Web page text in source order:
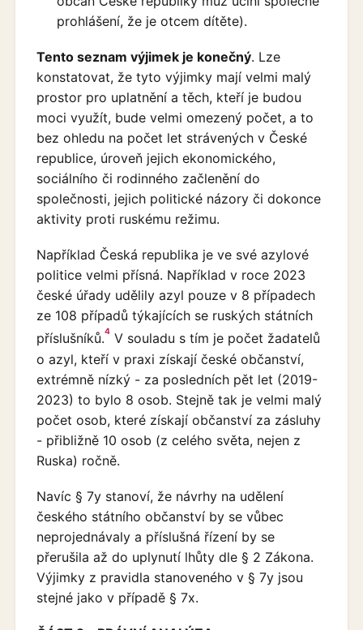
prohlášení, že je otcem dítěte).
Tento seznam výjimek je konečný. Lze
konstatovat, že tyto výjimky mají velmi malý
prostor pro uplatnění a těch, kteří je budou
moci využít, bude velmi omezený počet, a to
bez ohledu na počet let strávených v České
republice, úroveň jejich ekonomického,
sociálního či rodinného začlenění do
společnosti, jejich politické názory či dokonce
aktivity proti ruskému režimu.
Například Česká republika je ve své azylové
politice velmi přísná. Například v roce 2023
české úřady udělily azyl pouze v 8 případech
ze 108 případů týkajících se ruských státních
příslušníků.4V souladu s tím je počet žadatelů
o azyl, kteří v praxi získají české občanství,
extrémně nízký - za posledních pět let (2019-
2023) to bylo 8 osob. Stejně tak je velmi malý
počet osob, které získají občanství za zásluhy
- přibližně 10 osob (z celého světa, nejen z
Ruska) ročně.
Navíc § 7y stanoví, že návrhy na udělení
českého státního občanství by se vůbec
neprojednávaly a příslušná řízení by se
přerušila až do uplynutí lhůty dle § 2 Zákona.
Výjimky z pravidla stanoveného v § 7y jsou
stejné jako v případě § 7x.